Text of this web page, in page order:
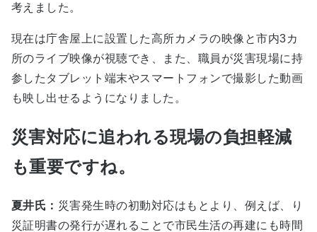
考えました。
現在は庁舎屋上に設置した高所カメラの映像と市内3カ
所のライブ映像が視聴でき、また、職員が災害現場に持
参したタブレット端末やスマートフォンで撮影した動画
も映し出せるようになりました。
災害対応に追われる現場の負担軽減
も重要ですね。
夏井氏： 災害発生時の初動対応はもとより、例えば、り
災証明書の発行が遅れることで市民生活の再建にも時間